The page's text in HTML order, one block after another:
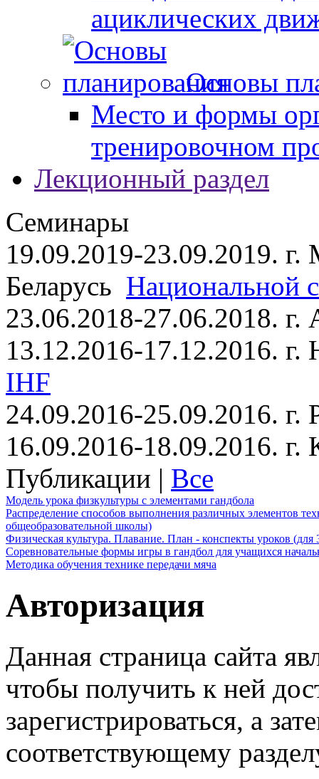
ациклических
Основы
Место и формы
тренировочном
Лекционный раздел
Семинары
19.09.2019-23.09.2019. г.
Беларусь Национальной
23.06.2018-27.06.2018.
13.12.2016-17.12.2016.
IHF
24.09.2016-25.09.2016. г.
16.09.2016-18.09.2016.
Публикации | Все
Модель урока физкультуры с элементами гандбола
Распределение способов выполнения различных элементов
общеобразовательной школы)
Физическая культура. Плавание. План - конспекты уроков (для
Соревновательные формы игры в гандбол для учащихся
Методика обучения технике передачи мяча
Авторизация
Данная страница сайта
чтобы получить к ней
зарегистрироваться, а
соответствующему